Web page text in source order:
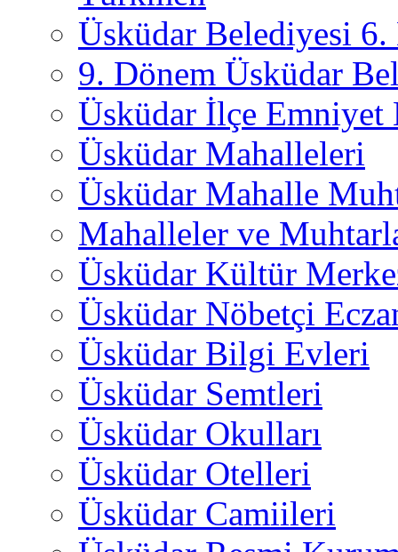
Üsküdar Belediyesi 6.
9. Dönem Üsküdar
Üsküdar İlçe
Üsküdar Mahalleleri
Üsküdar Mahalle
Mahalleler ve
Üsküdar Kültür
Üsküdar Nöbetçi
Üsküdar Bilgi Evleri
Üsküdar Semtleri
Üsküdar Okulları
Üsküdar Otelleri
Üsküdar Camiileri